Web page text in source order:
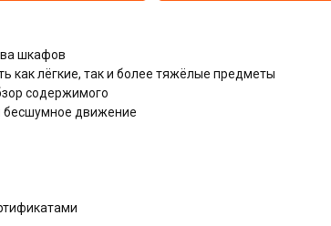
шкафов
как лёгкие, так и более тяжёлые предметы
содержимого
бесшумное движение